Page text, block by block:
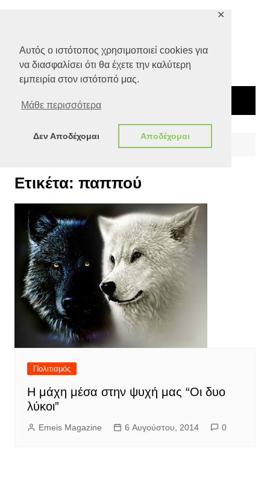
Αυτός ο ιστότοπος χρησιμοποιεί cookies για
να διασφαλίσει ότι θα έχετε την καλύτερη
εμπειρία στον ιστότοπό μας.
Μάθε περισσότερα
Δεν Αποδέχομαι Αποδέχομαι
✕
Ετικέτα: παππού
Πολιτισμός
Η μάχη μέσα στην ψυχή μας “Οι δυο
λύκοι”
Emeis Magazine 6 Αυγούστου, 2014 0